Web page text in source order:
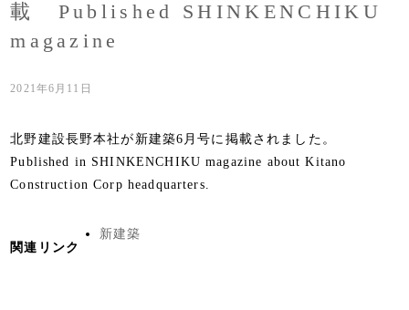
載 Published SHINKENCHIKU
magazine
2021年6月11日
北野建設長野本社が新建築6月号に掲載されました。
Published in SHINKENCHIKU magazine about Kitano
Construction Corp headquarters.
関連リンク
新建築